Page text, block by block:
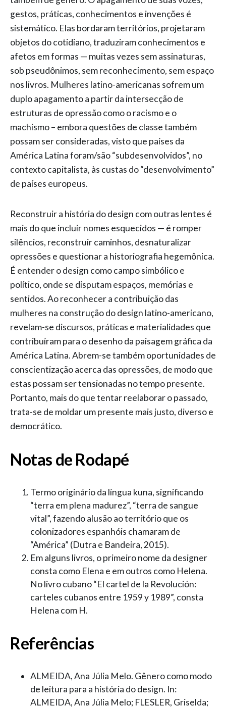
gestos, práticas, conhecimentos e invenções é
sistemático. Elas bordaram territórios, projetaram
objetos do cotidiano, traduziram conhecimentos e
afetos em formas — muitas vezes sem assinaturas,
sob pseudônimos, sem reconhecimento, sem espaço
nos livros. Mulheres latino-americanas sofrem um
duplo apagamento a partir da intersecção de
estruturas de opressão como o racismo e o
machismo – embora questões de classe também
possam ser consideradas, visto que países da
América Latina foram/são “subdesenvolvidos”, no
contexto capitalista, às custas do “desenvolvimento”
de países europeus.
Reconstruir a história do design com outras lentes é
mais do que incluir nomes esquecidos — é romper
silêncios, reconstruir caminhos, desnaturalizar
opressões e questionar a historiografia hegemônica.
É entender o design como campo simbólico e
político, onde se disputam espaços, memórias e
sentidos. Ao reconhecer a contribuição das
mulheres na construção do design latino-americano,
revelam-se discursos, práticas e materialidades que
contribuíram para o desenho da paisagem gráfica da
América Latina. Abrem-se também oportunidades de
conscientização acerca das opressões, de modo que
estas possam ser tensionadas no tempo presente.
Portanto, mais do que tentar reelaborar o passado,
trata-se de moldar um presente mais justo, diverso e
democrático.
Notas de Rodapé
Termo originário da língua kuna, significando
“terra em plena madurez”, “terra de sangue
vital”, fazendo alusão ao território que os
colonizadores espanhóis chamaram de
“América” (Dutra e Bandeira, 2015).
Em alguns livros, o primeiro nome da designer
consta como Elena e em outros como Helena.
No livro cubano “El cartel de la Revolución:
carteles cubanos entre 1959 y 1989”, consta
Helena com H.
Referências
ALMEIDA, Ana Júlia Melo. Gênero como modo
de leitura para a história do design. In:
ALMEIDA, Ana Júlia Melo; FLESLER, Griselda;